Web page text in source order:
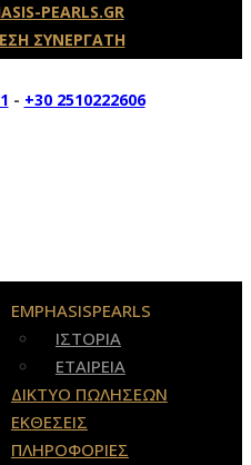
PEARLS.GR
ΣΥΝΕΡΓΑΤΗ
- +30 2510222606
EMPHASISPEARLS
ΙΣΤΟΡΙΑ
ΕΤΑΙΡΕΙΑ
ΔΙΚΤΥΟ ΠΩΛΗΣΕΩΝ
ΕΚΘΕΣΕΙΣ
ΠΛΗΡΟΦΟΡΙΕΣ